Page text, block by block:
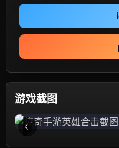
游戏截图